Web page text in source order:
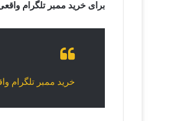
برای خرید ممبر تلگرام
خرید ممبر تلگرام واقعی و با کیفیت